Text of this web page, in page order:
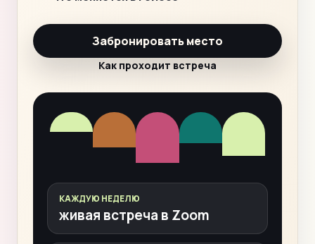
Забронировать место
Как проходит встреча
КАЖДУЮ НЕДЕЛЮ
живая встреча в Zoom